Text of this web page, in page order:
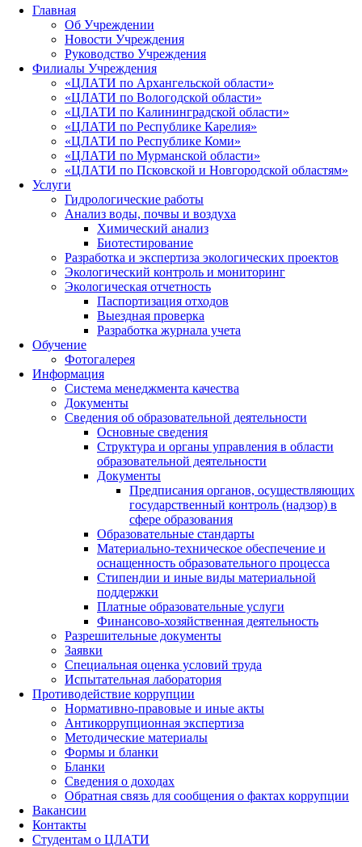
Главная
Об Учреждении
Новости Учреждения
Руководство Учреждения
Филиалы Учреждения
«ЦЛАТИ по Архангельской области»
«ЦЛАТИ по Вологодской области»
«ЦЛАТИ по Калининградской области»
«ЦЛАТИ по Республике Карелия»
«ЦЛАТИ по Республике Коми»
«ЦЛАТИ по Мурманской области»
«ЦЛАТИ по Псковской и Новгородской областям»
Услуги
Гидрологические работы
Анализ воды, почвы и воздуха
Химический анализ
Биотестирование
Разработка и экспертиза экологических проектов
Экологический контроль и мониторинг
Экологическая отчетность
Паспортизация отходов
Выездная проверка
Разработка журнала учета
Обучение
Фотогалерея
Информация
Система менеджмента качества
Документы
Сведения об образовательной деятельности
Основные сведения
Структура и органы управления в области
образовательной деятельности
Документы
Предписания органов, осуществляющих
государственный контроль (надзор) в
сфере образования
Образовательные стандарты
Материально-техническое обеспечение и
оснащенность образовательного процесса
Стипендии и иные виды материальной
поддержки
Платные образовательные услуги
Финансово-хозяйственная деятельность
Разрешительные документы
Заявки
Специальная оценка условий труда
Испытательная лаборатория
Противодействие коррупции
Нормативно-правовые и иные акты
Антикоррупционная экспертиза
Методические материалы
Формы и бланки
Бланки
Сведения о доходах
Обратная связь для сообщения о фактах коррупции
Вакансии
Контакты
Студентам о ЦЛАТИ